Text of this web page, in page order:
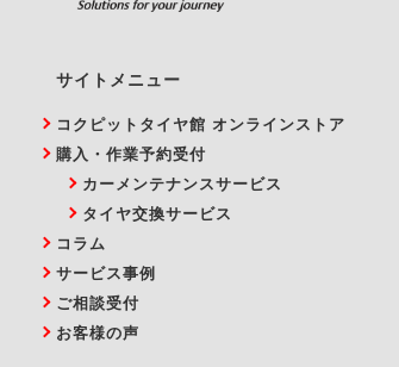
サイトメニュー
コクピットタイヤ館 オンラインストア
購入・作業予約受付
カーメンテナンスサービス
タイヤ交換サービス
コラム
サービス事例
ご相談受付
お客様の声